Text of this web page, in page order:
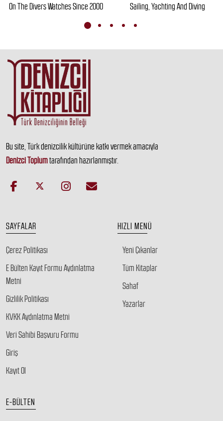
On The Divers Watches Since 2000
Sailing, Yachting And Diving
Bu site, Türk denizcilik kültürüne katkı vermek amacıyla
Denizci Toplumtarafından hazırlanmıştır.
SAYFALAR
Çerez Politikası
E Bülten Kayıt Formu Aydınlatma
Metni
Gizlilik Politikası
KVKK Aydınlatma Metni
Veri Sahibi Başvuru Formu
Giriş
Kayıt Ol
HIZLI MENÜ
Yeni Çıkanlar
Tüm Kitaplar
Sahaf
Yazarlar
E-BÜLTEN